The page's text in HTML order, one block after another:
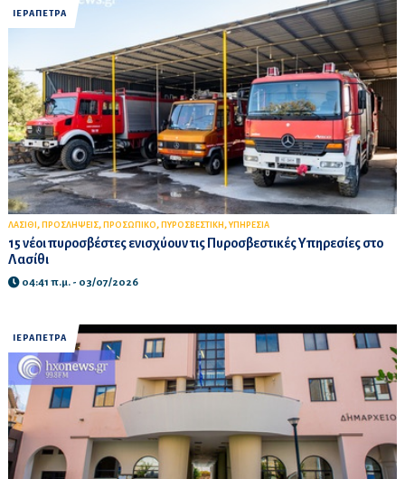
ΙΕΡΑΠΕΤΡΑ
ΛΑΣΙΘΙ , ΠΡΟΣΛΗΨΕΙΣ, ΠΡΟΣΩΠΙΚΟ, ΠΥΡΟΣΒΕΣΤΙΚΗ , ΥΠΗΡΕΣΙΑ
15 νέοι πυροσβέστες ενισχύουν τις Πυροσβεστικές Υπηρεσίες στο
Λασίθι
04:41 π.μ. - 03/07/2026
ΙΕΡΑΠΕΤΡΑ